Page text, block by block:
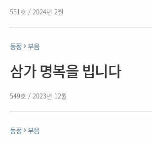
551호 / 2024년 2월
동정 부음
삼가 명복을 빕니다
549호 / 2023년 12월
동정 부음